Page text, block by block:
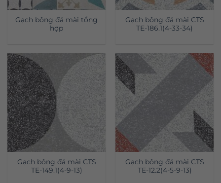
Gạch bông đá mài tổng
hợp
Gạch bông đá mài CTS
TE-186.1(4-33-34)
Gạch bông đá mài CTS
TE-149.1(4-9-13)
Gạch bông đá mài CTS
TE-12.2(4-5-9-13)